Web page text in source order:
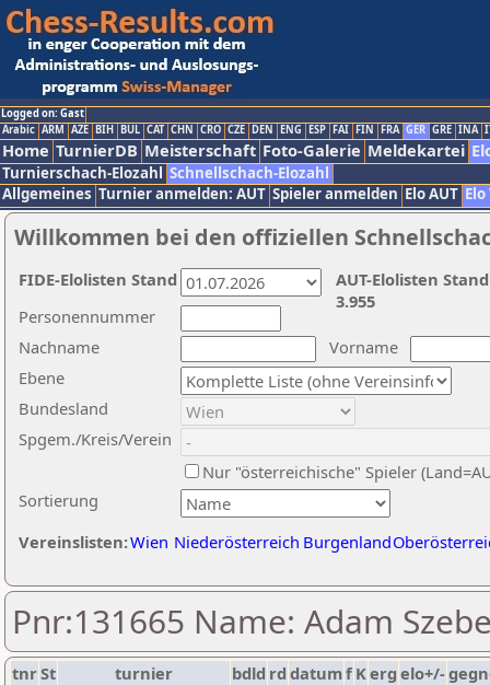
Logged on: Gast
Arabic ARM AZE BIH BUL CAT CHN CRO CZE DEN ENG ESP FAI FIN FRA GER GRE INA
Home TurnierDB Meisterschaft Foto-Galerie Meldekartei
Turnierschach-Elozahl Schnellschach-Elozahl
Allgemeines Turnier anmelden: AUT Spieler anmelden Elo AUT
Willkommen bei den offiziellen
Nachname
Vorname
Ebene
Sortierung
Personennummer
Bundesland
Spgem./Kreis/Verein
Nur "österreichische" Spieler
Vereinslisten:Wien Niederösterreich Burgenland
AUT-Elolisten
3.955
FIDE-Elolisten Stand
Pnr:131665 Name: Adam
tnrSt turnier bdld rd datumf Kerg elo+/-